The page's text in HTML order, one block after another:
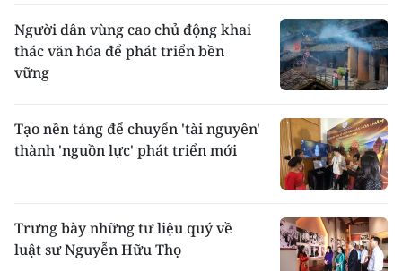
mương đắp đập, lễ hạ điền, lễ mừng lúa con,
lễ mừng lúa ra đòng. Nhưng lễ lớn nhất vẫn
là lễ Bon katê được tổ chức linh đình tại các
đền tháp vào giữa tháng mười âm lịch.
theo lịch âm.
Học: Dân tộc Chăm có chữ từ rất sớm. Hiện
tồn tại nhiều bia kí, kinh bằng chữ Chăm.
Chữ Chăm được sáng tạo dựa vào hệ thống
còn rất hạn hẹp trong tầng lớp tăng lữ và
quý tộc xưa. Việc học hành, truyền nghề, vẫn
Người dân vùng cao chủ động khai
thác văn hóa để phát triển bền
vững
Tạo nền tảng để chuyển 'tài nguyên'
thành 'nguồn lực' phát triển mới
Trưng bày những tư liệu quý về
luật sư Nguyễn Hữu Thọ